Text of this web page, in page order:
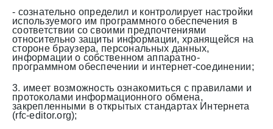
- сознательно определил и контролирует настройки
используемого им программного обеспечения в
соответствии со своими предпочтениями
относительно защиты информации, хранящейся на
стороне браузера, персональных данных,
информации о собственном аппаратно-
программном обеспечении и интернет-соединении;
3. имеет возможность ознакомиться с правилами и
протоколами информационного обмена,
закрепленными в открытых стандартах Интернета
(rfc-editor.org);